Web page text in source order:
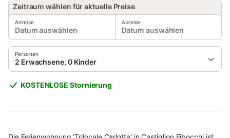
Zeitraum wählen für aktuelle Preise
Anreise
Datum auswählen
Abreise
Datum auswählen
Personen
2 Erwachsene, 0 Kinder
KOSTENLOSE Stornierung